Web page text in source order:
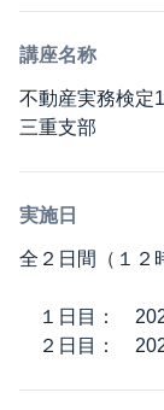
講座名称
不動産実務検定
三重支部
実施日
全２日間（１２
１日目：
２日目：